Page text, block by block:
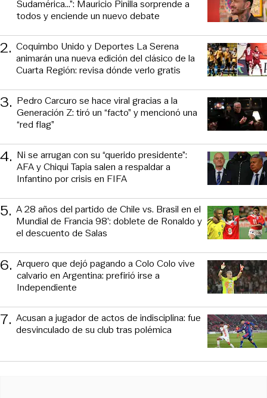
Sudamérica…”: Mauricio Pinilla sorprende a
todos y enciende un nuevo debate
2. Coquimbo Unido y Deportes La Serena
animarán una nueva edición del clásico de la
Cuarta Región: revisa dónde verlo gratis
3. Pedro Carcuro se hace viral gracias a la
Generación Z: tiró un “facto” y mencionó una
“red flag”
4. Ni se arrugan con su “querido presidente”:
AFA y Chiqui Tapia salen a respaldar a
Infantino por crisis en FIFA
5. A 28 años del partido de Chile vs. Brasil en el
Mundial de Francia 98’: doblete de Ronaldo y
el descuento de Salas
6. Arquero que dejó pagando a Colo Colo vive
calvario en Argentina: prefirió irse a
Independiente
7. Acusan a jugador de actos de indisciplina: fue
desvinculado de su club tras polémica